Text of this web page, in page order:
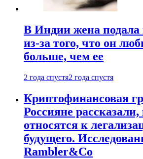
В Индии жена подала
из-за того, что он
больше, чем ее
2 года спустя2 года спустя
Криптофинансовая
Россияне рассказали,
относятся к
будущего.
Rambler&Co